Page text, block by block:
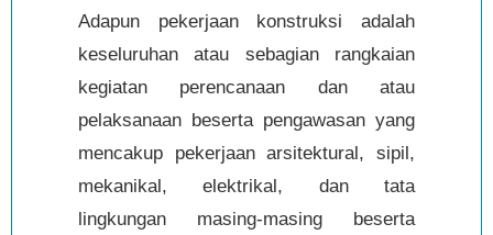
Adapun pekerjaan konstruksi adalah
keseluruhan atau sebagian rangkaian
kegiatan perencanaan dan atau
pelaksanaan beserta pengawasan yang
mencakup pekerjaan arsitektural, sipil,
mekanikal, elektrikal, dan tata
lingkungan masing-masing beserta